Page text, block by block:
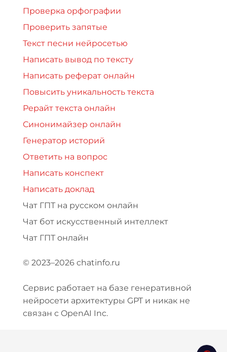
Проверка орфографии
Проверить запятые
Текст песни нейросетью
Написать вывод по тексту
Написать реферат онлайн
Повысить уникальность текста
Рерайт текста онлайн
Синонимайзер онлайн
Генератор историй
Ответить на вопрос
Написать конспект
Написать доклад
Чат ГПТ на русском онлайн
Чат бот искусственный интеллект
Чат ГПТ онлайн
© 2023–2026 chatinfo.ru
Сервис работает на базе генеративной
нейросети архитектуры GPT и никак не
связан с OpenAI Inc.